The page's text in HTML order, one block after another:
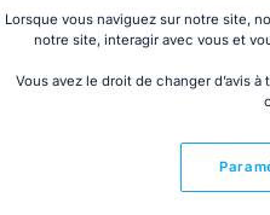
Lorsque vous naviguez sur notre site,
notre site, interagir avec vous et
Vous avez le droit de changer d’avis